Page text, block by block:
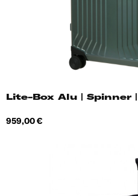
Lite-Box Alu | Spinner
Hind
959,00 €